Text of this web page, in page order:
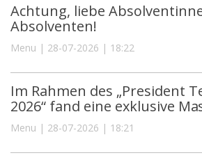
Achtung, liebe
Absolventen!
Menu | 28-07-2026 | 18:22
Im Rahmen des „President
2026“ fand eine exklusive
Menu | 28-07-2026 | 18:21